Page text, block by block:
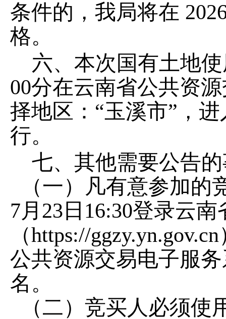
条件的，我局将在
格。
六、本次国有土地
00分在云南省公共资
择地区： “玉溪市” ，
行。
七、其他需要公告
（一）凡有意参加的
7月 23 日 16:30登录云南
（https://ggzy.yn.gov.cn
公共资源交易电子服
名。
（二）竞买人必须使